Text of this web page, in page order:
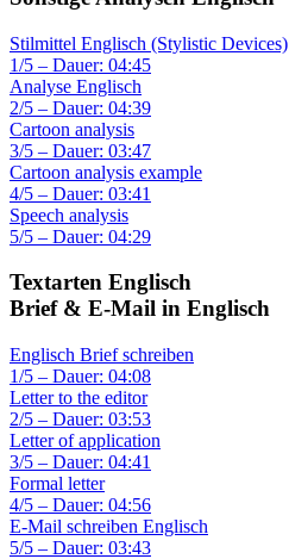
Stilmittel Englisch (Stylistic Devices)
1/5 – Dauer: 04:45
Analyse Englisch
2/5 – Dauer: 04:39
Cartoon analysis
3/5 – Dauer: 03:47
Cartoon analysis example
4/5 – Dauer: 03:41
Speech analysis
5/5 – Dauer: 04:29
Textarten Englisch
Brief & E-Mail in Englisch
Englisch Brief schreiben
1/5 – Dauer: 04:08
Letter to the editor
2/5 – Dauer: 03:53
Letter of application
3/5 – Dauer: 04:41
Formal letter
4/5 – Dauer: 04:56
E-Mail schreiben Englisch
5/5 – Dauer: 03:43